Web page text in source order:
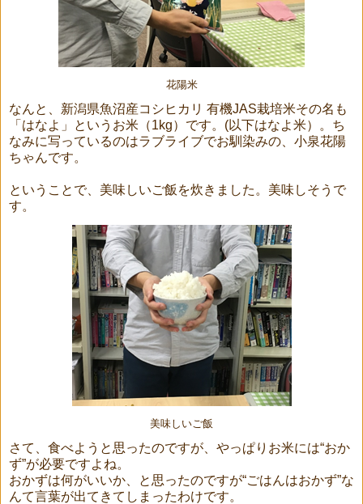
花陽米
なんと、新潟県魚沼産コシヒカリ 有機JAS栽培米その名も
「はなよ」というお米（1kg）です。(以下はなよ米）。ち
なみに写っているのはラブライブでお馴染みの、小泉花陽
ちゃんです。
ということで、美味しいご飯を炊きました。美味しそうで
す。
美味しいご飯
さて、食べようと思ったのですが、やっぱりお米には“おか
ず”が必要ですよね。
おかずは何がいいか、と思ったのですが“ごはんはおかず”な
んて言葉が出てきてしまったわけです。